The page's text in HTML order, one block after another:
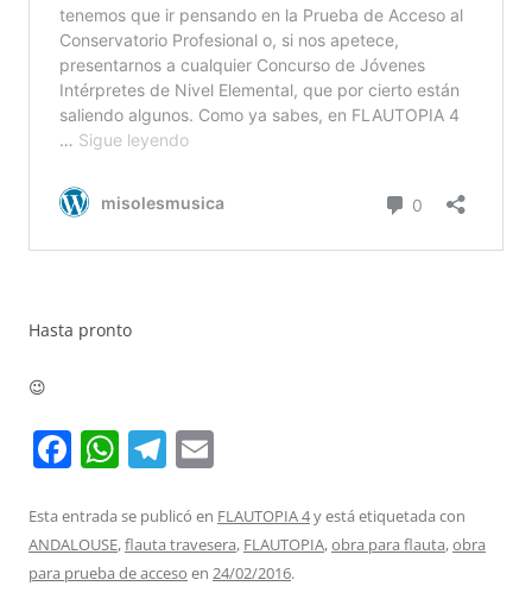
Hasta pronto
😉
F
c
e
W
at
s
T
e
gr
ai
l
Esta entrada se publicó en FLAUTOPIA 4y está etiquetada con
ANDALOUSE,flauta travesera, FLAUTOPIA,obra para flauta,obra
para prueba de acceso en 24/02/2016.